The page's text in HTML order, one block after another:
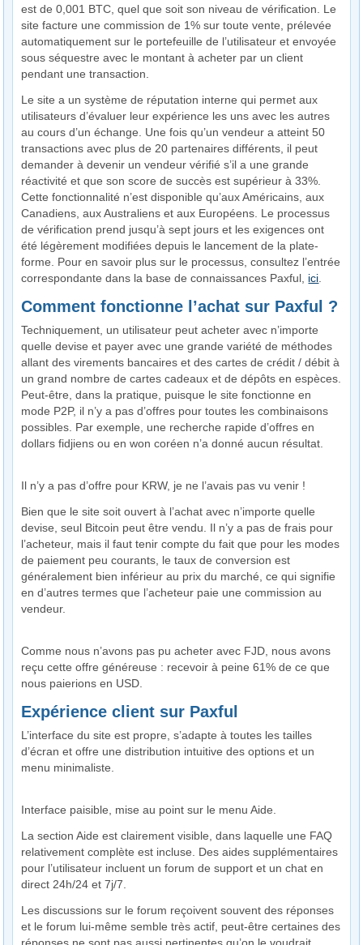
est de 0,001 BTC, quel que soit son niveau de vérification. Le
site facture une commission de 1% sur toute vente, prélevée
automatiquement sur le portefeuille de l’utilisateur et envoyée
sous séquestre avec le montant à acheter par un client
pendant une transaction.
Le site a un système de réputation interne qui permet aux
utilisateurs d’évaluer leur expérience les uns avec les autres
au cours d’un échange. Une fois qu’un vendeur a atteint 50
transactions avec plus de 20 partenaires différents, il peut
demander à devenir un vendeur vérifié s’il a une grande
réactivité et que son score de succès est supérieur à 33%.
Cette fonctionnalité n’est disponible qu’aux Américains, aux
Canadiens, aux Australiens et aux Européens. Le processus
de vérification prend jusqu’à sept jours et les exigences ont
été légèrement modifiées depuis le lancement de la plate-
forme. Pour en savoir plus sur le processus, consultez l’entrée
correspondante dans la base de connaissances Paxful, ici
Comment fonctionne l’achat sur Paxful ?
Techniquement, un utilisateur peut acheter avec n’importe
quelle devise et payer avec une grande variété de méthodes
allant des virements bancaires et des cartes de crédit / débit à
un grand nombre de cartes cadeaux et de dépôts en espèces.
Peut-être, dans la pratique, puisque le site fonctionne en
mode P2P, il n’y a pas d’offres pour toutes les combinaisons
possibles. Par exemple, une recherche rapide d’offres en
dollars fidjiens ou en won coréen n’a donné aucun résultat.
Il n’y a pas d’offre pour KRW, je ne l’avais pas vu venir !
Bien que le site soit ouvert à l’achat avec n’importe quelle
devise, seul Bitcoin peut être vendu. Il n’y a pas de frais pour
l’acheteur, mais il faut tenir compte du fait que pour les modes
de paiement peu courants, le taux de conversion est
généralement bien inférieur au prix du marché, ce qui signifie
en d’autres termes que l’acheteur paie une commission au
vendeur.
Comme nous n’avons pas pu acheter avec FJD, nous avons
reçu cette offre généreuse : recevoir à peine 61% de ce que
nous paierions en USD.
Expérience client sur Paxful
L’interface du site est propre, s’adapte à toutes les tailles
d’écran et offre une distribution intuitive des options et un
menu minimaliste.
Interface paisible, mise au point sur le menu Aide.
La section Aide est clairement visible, dans laquelle une FAQ
relativement complète est incluse. Des aides supplémentaires
pour l’utilisateur incluent un forum de support et un chat en
direct 24h/24 et 7j/7.
Les discussions sur le forum reçoivent souvent des réponses
et le forum lui-même semble très actif, peut-être certaines des